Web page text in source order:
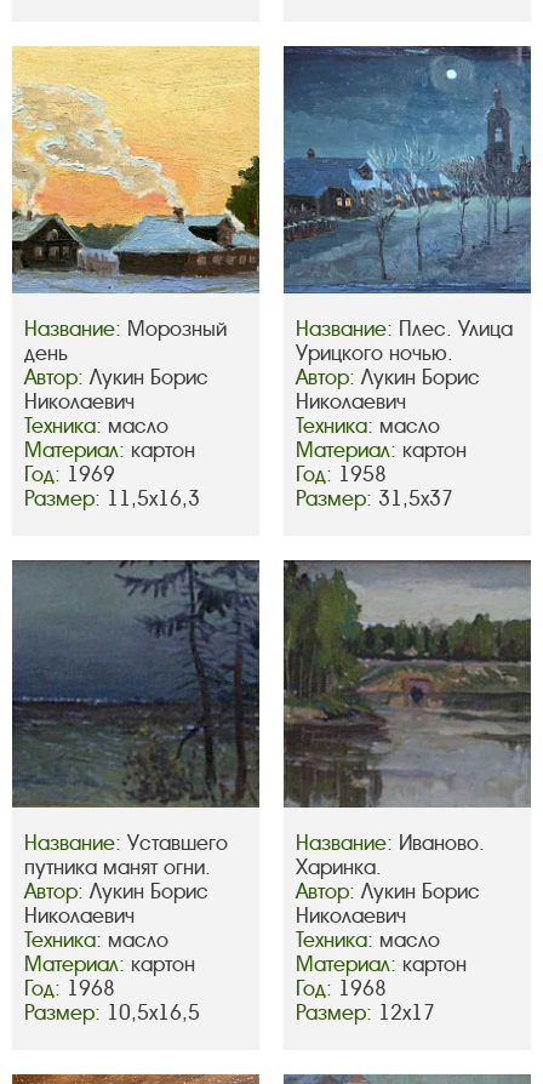
Название: Морозный
день
Автор: Лукин Борис
Николаевич
Техника: масло
Материал: картон
Год: 1969
Размер: 11,5х16,3
Название: Плес. Улица
Урицкого ночью.
Автор: Лукин Борис
Николаевич
Техника: масло
Материал: картон
Год: 1958
Размер: 31,5х37
Название: Уставшего
путника манят огни.
Автор: Лукин Борис
Николаевич
Техника: масло
Материал: картон
Год: 1968
Размер: 10,5х16,5
Название: Иваново.
Харинка.
Автор: Лукин Борис
Николаевич
Техника: масло
Материал: картон
Год: 1968
Размер: 12х17